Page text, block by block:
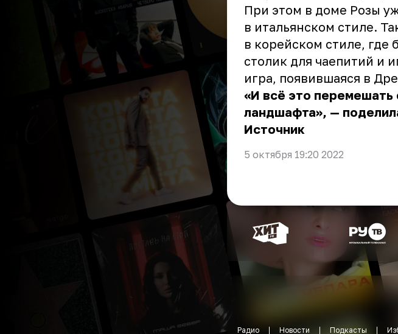
При этом в доме Розы
в итальянском стиле.
в корейском стиле, где
столик для чаепитий и
игра, появившаяся в
«И всё это
ландшафта», —
Источник
5 октября 19:20 2022
Радио Новости Подкасты